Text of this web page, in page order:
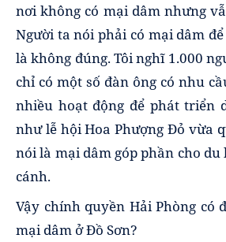
nơi không có mại dâm nhưng
Người ta nói phải có mại dâm
là không đúng. Tôi nghĩ 1.000
chỉ có một số đàn ông có nhu
nhiều hoạt động để phát triển
như lễ hội Hoa Phượng Đỏ vừa
nói là mại dâm góp phần cho du
cánh.
Vậy chính quyền Hải Phòng có
mại dâm ở Đồ Sơn?